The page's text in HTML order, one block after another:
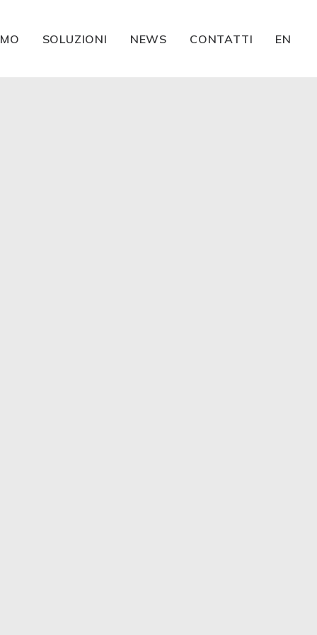
SOLUZIONI NEWS CONTATTI EN